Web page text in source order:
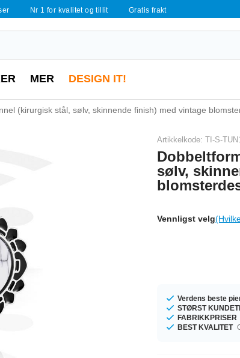
Nr 1 for kvalitet og tillit Gratis frakt
MER DESIGN IT!
(kirurgisk stål, sølv, skinnende finish) med vintage
Artikkelkode: TI-S-
sølv,
Vennligst velg
Verdens beste
STØRST
FABRIKKPRISER
BEST KVALITET